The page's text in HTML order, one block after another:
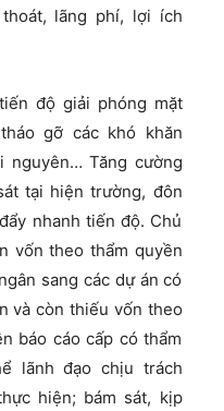
lãng phí, lợi ích
độ giải phóng mặt
gỡ các khó khăn
nguyên… Tăng cường
tại hiện trường, đôn
nhanh tiến độ. Chủ
vốn theo thẩm quyền
sang các dự án có
và còn thiếu vốn theo
báo cáo cấp có thẩm
lãnh đạo chịu trách
hiện; bám sát, kịp